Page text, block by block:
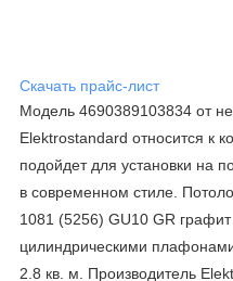
Скачать прайс-лист
Модель 4690389103834 от
Elektrostandard относится к
подойдет для установки на
в современном стиле.
1081 (5256) GU10 GR
цилиндрическими
2.8 кв. м. Производитель